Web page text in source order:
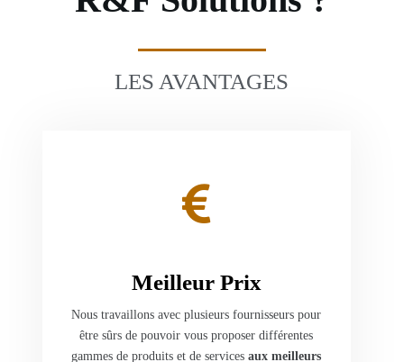
LES AVANTAGES
Meilleur Prix
Nous travaillons avec plusieurs fournisseurs pour
être sûrs de pouvoir vous proposer différentes
gammes de produits et de servicesaux meilleurs